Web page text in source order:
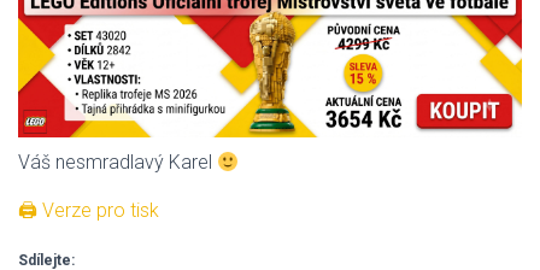
Váš nesmradlavý Karel
🖨 Verze pro tisk
Sdílejte: